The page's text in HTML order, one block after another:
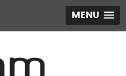
MENU